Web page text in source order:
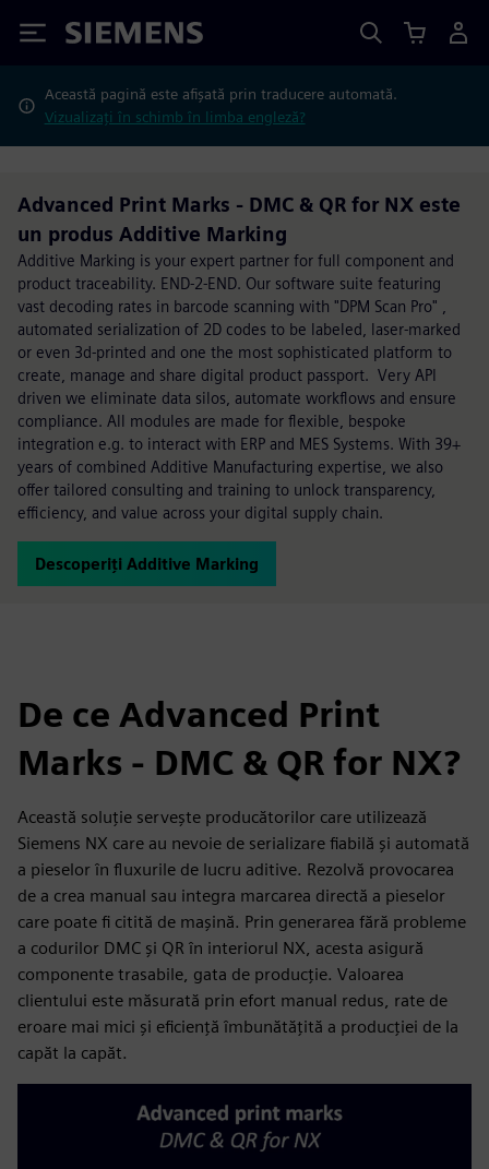
Siemens
Această pagină este afișată prin traducere automată.
Vizualizați în schimb în limba engleză?
Advanced Print Marks - DMC & QR for NX este
un produs Additive Marking
Additive Marking is your expert partner for full component and
product traceability. END-2-END. Our software suite featuring
vast decoding rates in barcode scanning with "DPM Scan Pro" ,
automated serialization of 2D codes to be labeled, laser-marked
or even 3d-printed and one the most sophisticated platform to
create, manage and share digital product passport. Very API
driven we eliminate data silos, automate workflows and ensure
compliance. All modules are made for flexible, bespoke
integration e.g. to interact with ERP and MES Systems. With 39+
years of combined Additive Manufacturing expertise, we also
offer tailored consulting and training to unlock transparency,
efficiency, and value across your digital supply chain.
Descoperiți Additive Marking
De ce Advanced Print
Marks - DMC & QR for NX?
Această soluție servește producătorilor care utilizează
Siemens NX care au nevoie de serializare fiabilă și automată
a pieselor în fluxurile de lucru aditive. Rezolvă provocarea
de a crea manual sau integra marcarea directă a pieselor
care poate fi citită de mașină. Prin generarea fără probleme
a codurilor DMC și QR în interiorul NX, acesta asigură
componente trasabile, gata de producție. Valoarea
clientului este măsurată prin efort manual redus, rate de
eroare mai mici și eficiență îmbunătățită a producției de la
capăt la capăt.